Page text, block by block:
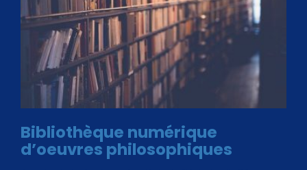
Bibliothèque numérique
d’oeuvres philosophiques